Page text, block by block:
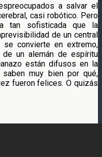
a salvar el
casi robótico. Pero
tan sofisticada que la
de un central
convierte en extremo,
un alemán de espíritu
están difusos en la
muy bien por qué,
fueron felices. O quizás